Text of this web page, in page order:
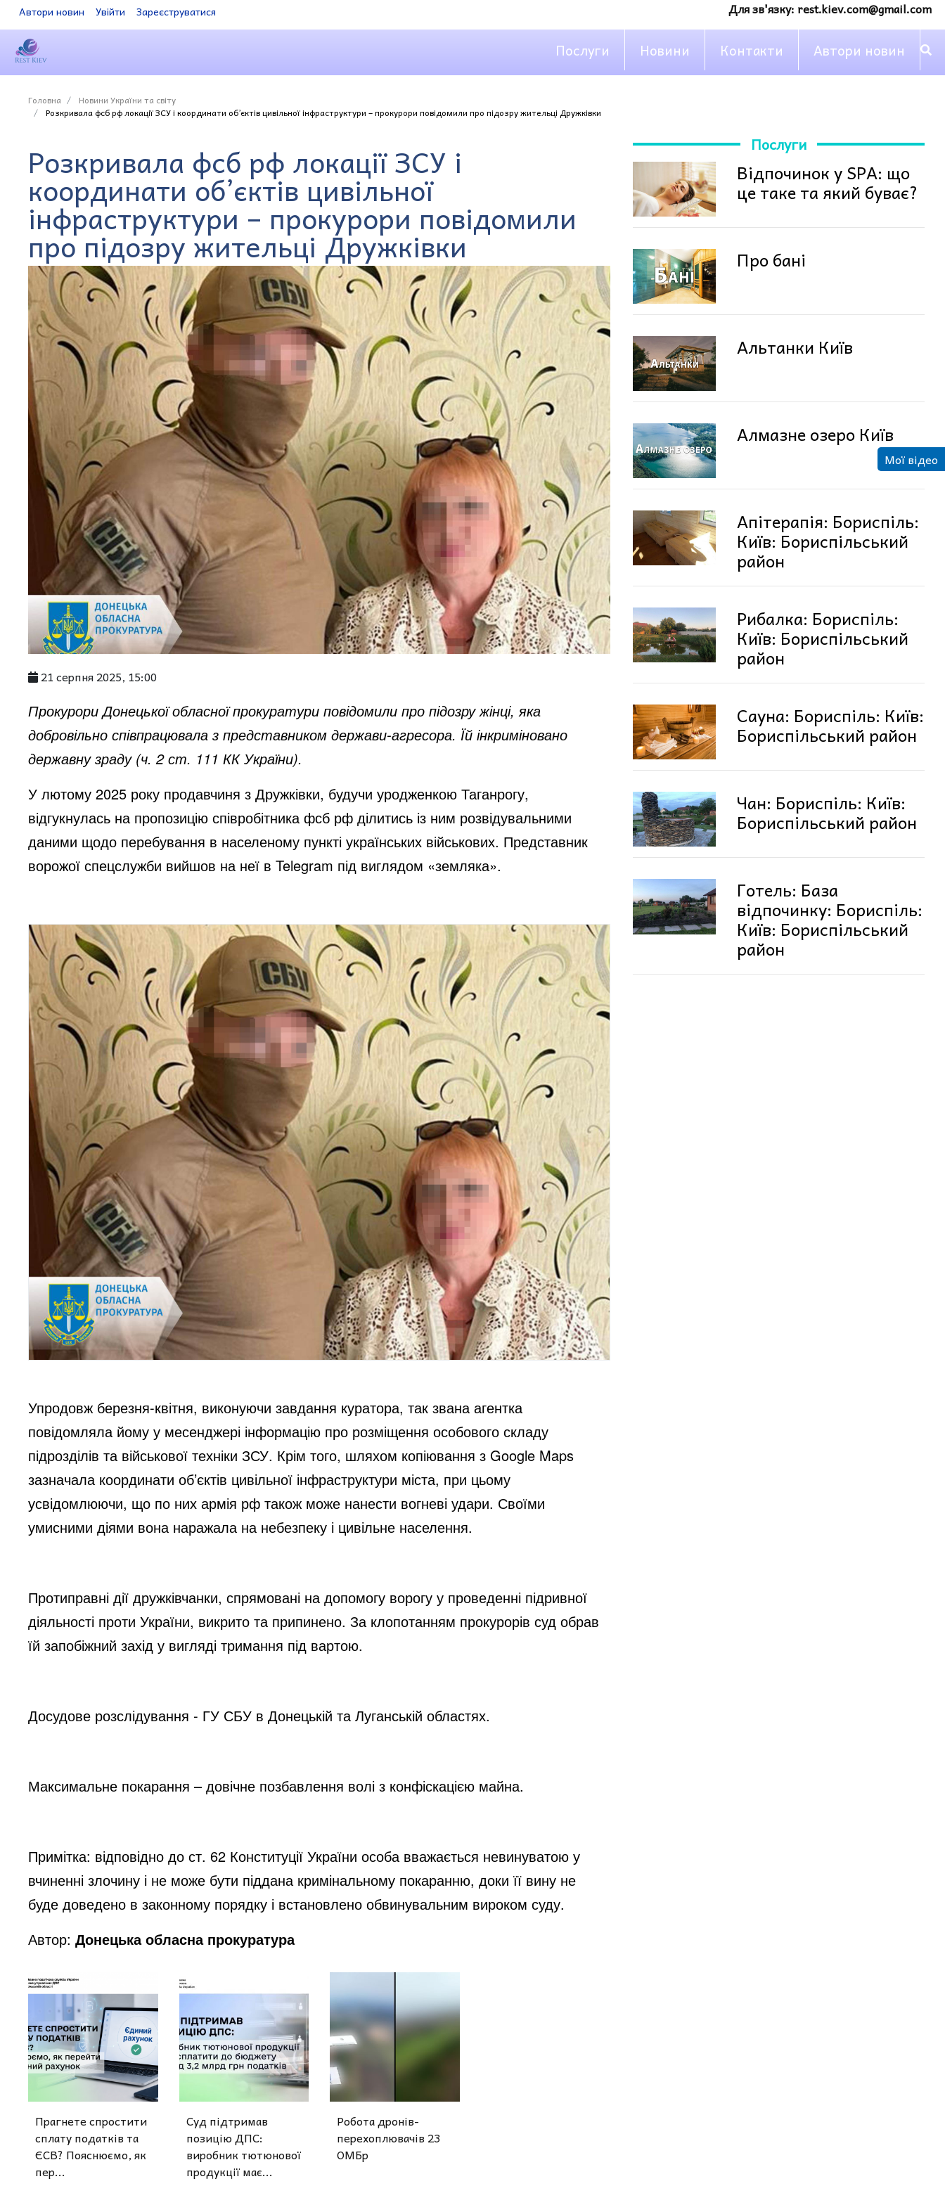
Автори новин Увійти Зареєструватися Для зв'язку: rest.kiev.com@gmail.com
Послуги Новини Контакти Автори новин
Головна
Новини України та світу
Розкривала фсб рф локації ЗСУ і координати об’єктів цивільної інфраструктури – прокурори повідомили про підозру жительці Дружківки
Розкривала фсб рф локації ЗСУ і
координати об’єктів цивільної
інфраструктури – прокурори повідомили
про підозру жительці Дружківки
21 серпня 2025, 15:00
Прокурори Донецької обласної прокуратури повідомили про підозру жінці, яка
добровільно співпрацювала з представником держави-агресора. Їй інкриміновано
державну зраду (ч. 2 ст. 111 КК України).
У лютому 2025 року продавчиня з Дружківки, будучи уродженкою Таганрогу,
відгукнулась на пропозицію співробітника фсб рф ділитись із ним розвідувальними
даними щодо перебування в населеному пункті українських військових. Представник
ворожої спецслужби вийшов на неї в Telegram під виглядом «земляка».
Упродовж березня-квітня, виконуючи завдання куратора, так звана агентка
повідомляла йому у месенджері інформацію про розміщення особового складу
підрозділів та військової техніки ЗСУ. Крім того, шляхом копіювання з Google Maps
зазначала координати об’єктів цивільної інфраструктури міста, при цьому
усвідомлюючи, що по них армія рф також може нанести вогневі удари. Своїми
умисними діями вона наражала на небезпеку і цивільне населення.
Протиправні дії дружківчанки, спрямовані на допомогу ворогу у проведенні підривної
діяльності проти України, викрито та припинено. За клопотанням прокурорів суд обрав
їй запобіжний захід у вигляді тримання під вартою.
Досудове розслідування - ГУ СБУ в Донецькій та Луганській областях.
Максимальне покарання – довічне позбавлення волі з конфіскацією майна.
Примітка: відповідно до ст. 62 Конституції України особа вважається невинуватою у
вчиненні злочину і не може бути піддана кримінальному покаранню, доки її вину не
буде доведено в законному порядку і встановлено обвинувальним вироком суду.
Автор:Донецька обласна прокуратура
Прагнете спростити
сплату податків та
ЄСВ? Пояснюємо, як
пер...
Суд підтримав
позицію ДПС:
виробник тютюнової
продукції має...
Робота дронів-
перехоплювачів 23
ОМБр
Послуги
Відпочинок у SPA: що
це таке та який буває?
Про бані
Альтанки Київ
Алмазне озеро Київ
Апітерапія: Бориспіль:
Київ: Бориспільський
район
Рибалка: Бориспіль:
Київ: Бориспільський
район
Сауна: Бориспіль: Київ:
Бориспільський район
Чан: Бориспіль: Київ:
Бориспільський район
Готель: База
відпочинку: Бориспіль:
Київ: Бориспільський
район
Мої відео